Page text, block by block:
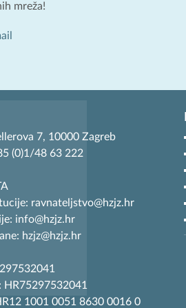
mreža!
7, 10000 Zagreb
(0)1/48 63 222
ravnateljstvo@hzjz.hr
info@hzjz.hr
hzjz@hzjz.hr
HR75297532041
1001 0051 8630 0016 0